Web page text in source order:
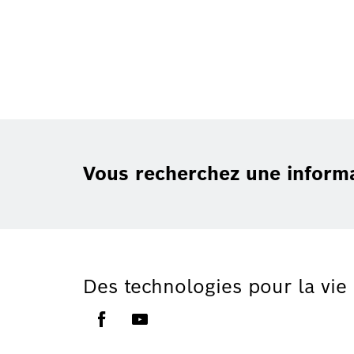
Vous recherchez une
Des technologies pour la vie